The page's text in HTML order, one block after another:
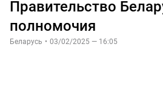
Правительство
полномочия
Беларусь • 03/02/2025 — 16:05